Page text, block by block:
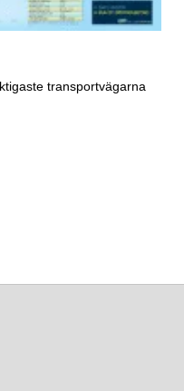
transportvägarna